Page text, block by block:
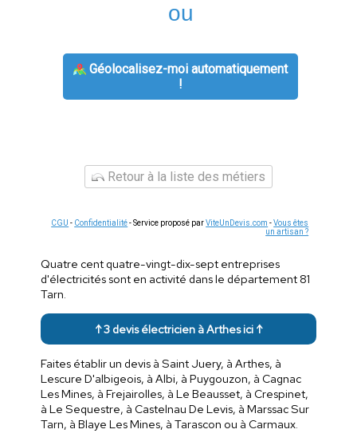
ou
Géolocalisez-moi automatiquement
!
Retour à la liste des métiers
CGU - Confidentialité- Service proposé parViteUnDevis.com -Vous êtes
un artisan ?
Quatre cent quatre-vingt-dix-sept entreprises
d'électricités sont en activité dans le département 81
Tarn.
↑ 3 devis électricien à Arthes ici ↑
Faites établir un devis à Saint Juery, à Arthes, à
Lescure D'albigeois, à Albi, à Puygouzon, à Cagnac
Les Mines, à Frejairolles, à Le Beausset, à Crespinet,
à Le Sequestre, à Castelnau De Levis, à Marssac Sur
Tarn, à Blaye Les Mines, à Tarascon ou à Carmaux.